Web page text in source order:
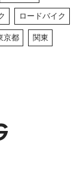
ロードバイク
京都 関東